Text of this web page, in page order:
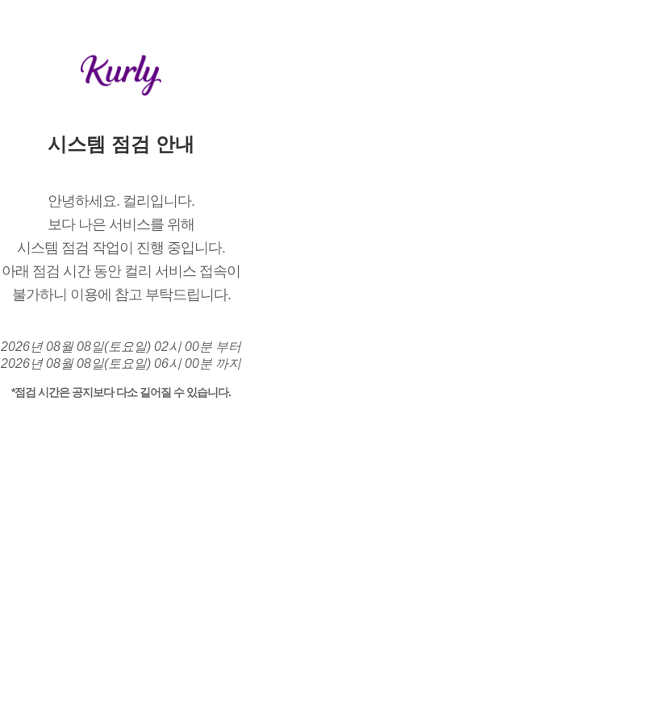
시스템 점검 안내
안녕하세요. 컬리입니다.
보다 나은 서비스를 위해
시스템 점검 작업이 진행 중입니다.
아래 점검 시간 동안 컬리 서비스 접속이
불가하니 이용에 참고 부탁드립니다.
2026년 08월 08일(토요일) 02시 00분 부터
2026년 08월 08일(토요일) 06시 00분 까지
*점검 시간은 공지보다 다소 길어질 수 있습니다.